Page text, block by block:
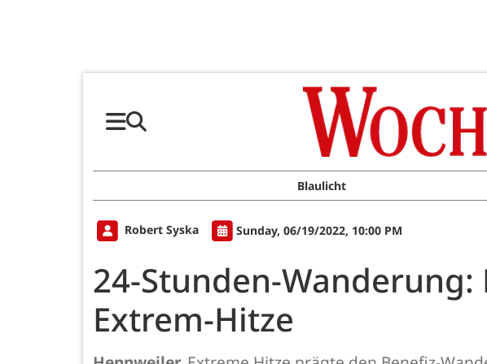
Blaulicht
Robert Syska Sunday, 06/19/2022, 10:00 PM
24-Stunden-
Extrem-Hitze